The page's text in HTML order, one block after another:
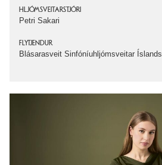
HLJÓMSVEITARSTJÓRI
Petri Sakari
FLYTJENDUR
Blásarasveit Sinfóníuhljómsveitar Íslands